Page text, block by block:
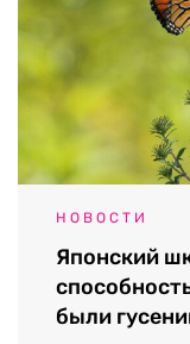
НОВОСТИ
Японский
были